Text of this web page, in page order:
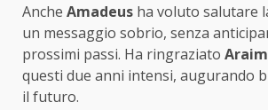
Anche Amadeus ha voluto salutare
un messaggio sobrio, senza
prossimi passi. Ha ringraziato
questi due anni intensi, augurando
il futuro.